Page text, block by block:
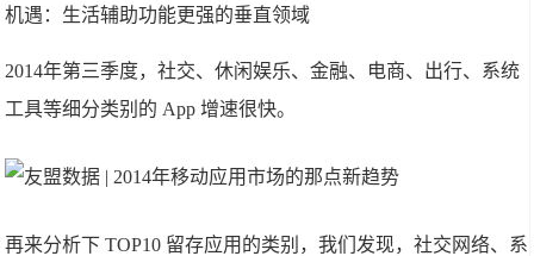
机遇：生活辅助功能更强的垂直领域
2014年第三季度，社交、休闲娱乐、金融、电商、出行、系统
工具等细分类别的 App 增速很快。
再来分析下 TOP10 留存应用的类别，我们发现，社交网络、系